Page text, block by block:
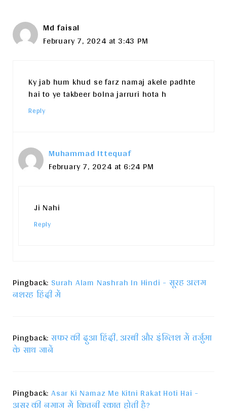
Md faisal
February 7, 2024 at 3:43 PM
Ky jab hum khud se farz namaj akele padhte
hai to ye takbeer bolna jarruri hota h
Reply
Muhammad Ittequaf
February 7, 2024 at 6:24 PM
Ji Nahi
Reply
Pingback: Surah Alam Nashrah In Hindi - सूरह अलम
नशरह हिंदी में
Pingback:सफर की दुआ हिंदी, अरबी और इंग्लिश में तर्जुमा
के साथ जानें
Pingback:Asar Ki Namaz Me Kitni Rakat Hoti Hai -
असर की नमाज में कितनी रकात होती है?